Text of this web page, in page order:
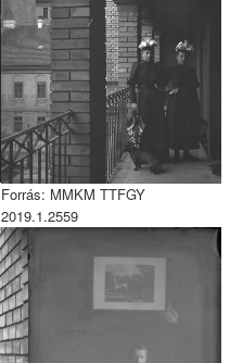
Forrás: MMKM TTFGY
2019.1.2559